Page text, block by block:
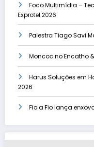
Foco Multimídia –
Exprotel 2026
Palestra Tiago Savi
Moncoc no Encatho
Harus Soluções em
2026
Fio a Fio lança